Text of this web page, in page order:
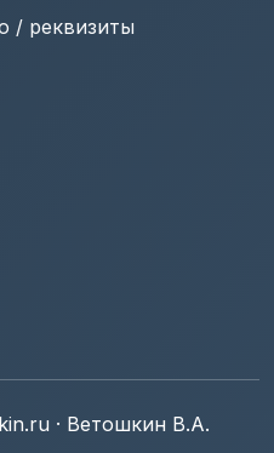
/ реквизиты
· Ветошкин В.А.